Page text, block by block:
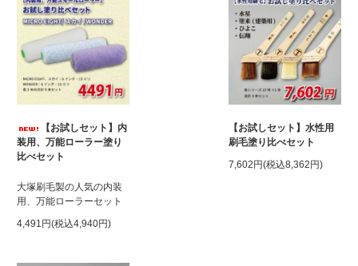
【お試しセット】内
装用、万能ローラー塗り
比べセット
大塚刷毛製の人気の内装
用、万能ローラーセット
4,491円(税込4,940円)
【お試しセット】水性用
刷毛塗り比べセット
7,602円(税込8,362円)